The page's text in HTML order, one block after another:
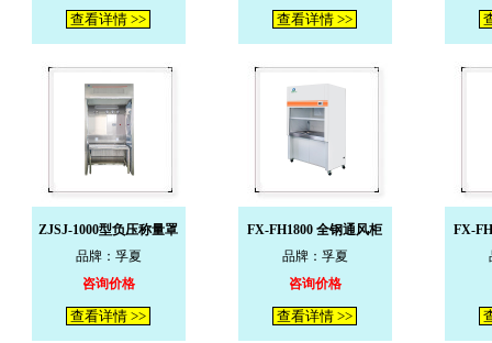
查看详情 >> 查看详情 >>
ZJSJ-1000型负压称量罩
品牌：孚夏
咨询价格
查看详情 >>
FX-FH1800 全钢通风柜
品牌：孚夏
咨询价格
查看详情 >>
FX-